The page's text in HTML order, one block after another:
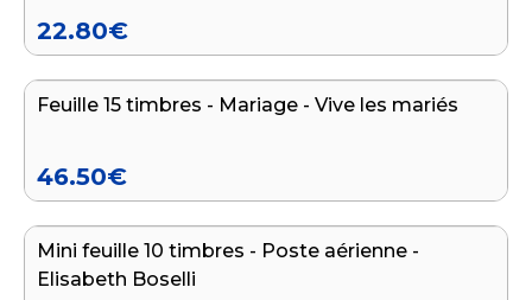
22.80€
Feuille 15 timbres - Mariage - Vive les mariés
46.50€
Mini feuille 10 timbres - Poste aérienne -
Elisabeth Boselli